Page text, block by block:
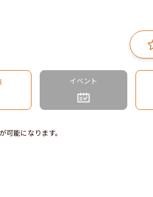
イベント
能になります。